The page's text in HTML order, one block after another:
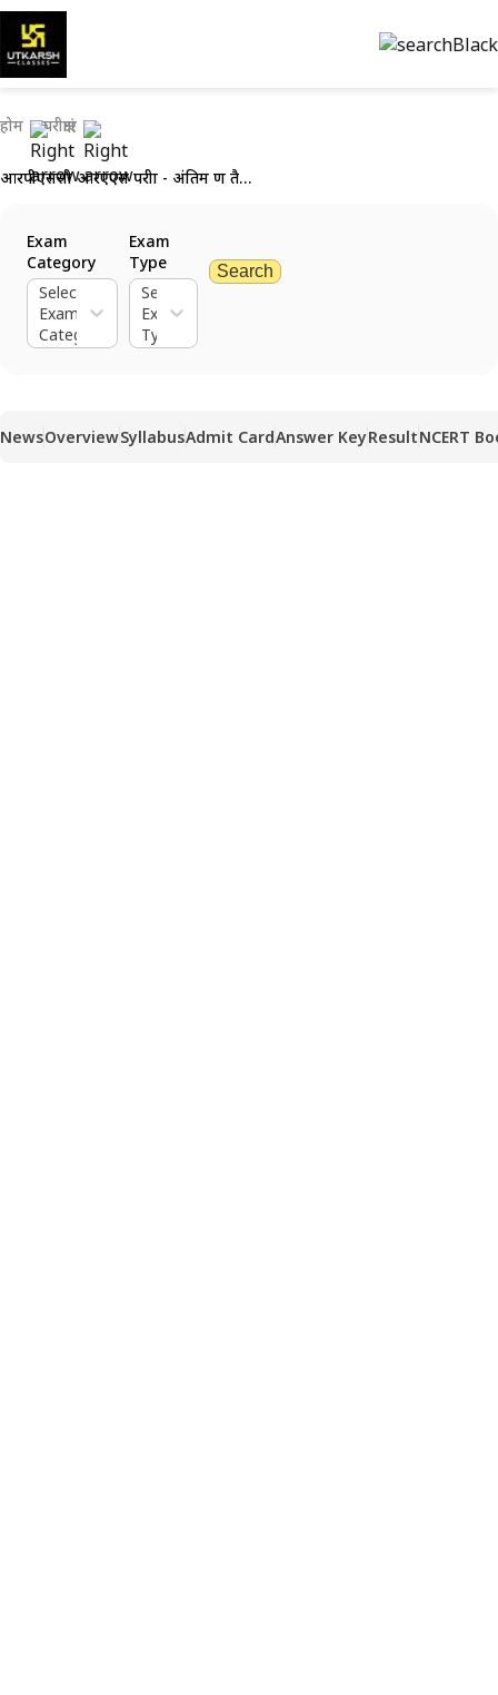
होम परीक्षाएं
आरपीएससी आरएएस परीक्षा - अंतिम क्षण तैयारी रणनीति
Exam
Category
Select
Exam
Category
Exam
Type
Select
Exam
Type
Search
NewsOverviewSyllabusAdmit CardAnswer KeyResultNCERT